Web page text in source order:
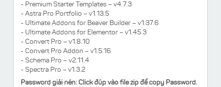
- Premium Starter Templates – v4.7.3
- Astra Pro Portfolio – v1.13.5
- Ultimate Addons for Beaver Builder – v1.37.6
- Ultimate Addons for Elementor – v1.45.3
- Convert Pro – v1.8.10
- Convert Pro Addon – v1.5.16
- Schema Pro – v2.11.4
- Spectra Pro – v1.3.2
Password giải nén: Click đúp vào file zip để copy Password.